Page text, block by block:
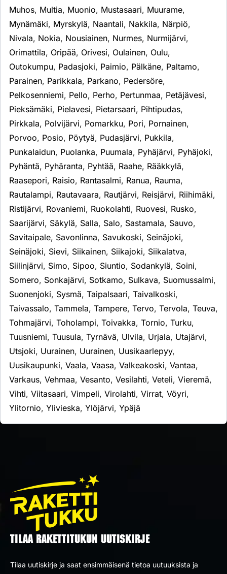
Muhos, Multia, Muonio, Mustasaari, Muurame,
Mynämäki, Myrskylä, Naantali, Nakkila, Närpiö,
Nivala, Nokia, Nousiainen, Nurmes, Nurmijärvi,
Orimattila, Oripää, Orivesi, Oulainen, Oulu,
Outokumpu, Padasjoki, Paimio, Pälkäne, Paltamo,
Parainen, Parikkala, Parkano, Pedersöre,
Pelkosenniemi, Pello, Perho, Pertunmaa, Petäjävesi,
Pieksämäki, Pielavesi, Pietarsaari, Pihtipudas,
Pirkkala, Polvijärvi, Pomarkku, Pori, Pornainen,
Porvoo, Posio, Pöytyä, Pudasjärvi, Pukkila,
Punkalaidun, Puolanka, Puumala, Pyhäjärvi, Pyhäjoki,
Pyhäntä, Pyhäranta, Pyhtää, Raahe, Rääkkylä,
Raasepori, Raisio, Rantasalmi, Ranua, Rauma,
Rautalampi, Rautavaara, Rautjärvi, Reisjärvi, Riihimäki,
Ristijärvi, Rovaniemi, Ruokolahti, Ruovesi, Rusko,
Saarijärvi, Säkylä, Salla, Salo, Sastamala, Sauvo,
Savitaipale, Savonlinna, Savukoski, Seinäjoki,
Seinäjoki, Sievi, Siikainen, Siikajoki, Siikalatva,
Siilinjärvi, Simo, Sipoo, Siuntio, Sodankylä, Soini,
Somero, Sonkajärvi, Sotkamo, Sulkava, Suomussalmi,
Suonenjoki, Sysmä, Taipalsaari, Taivalkoski,
Taivassalo, Tammela, Tampere, Tervo, Tervola, Teuva,
Tohmajärvi, Toholampi, Toivakka, Tornio, Turku,
Tuusniemi, Tuusula, Tyrnävä, Ulvila, Urjala, Utajärvi,
Utsjoki, Uurainen, Uurainen, Uusikaarlepyy,
Uusikaupunki, Vaala, Vaasa, Valkeakoski, Vantaa,
Varkaus, Vehmaa, Vesanto, Vesilahti, Veteli, Vieremä,
Vihti, Viitasaari, Vimpeli, Virolahti, Virrat, Vöyri,
Ylitornio, Ylivieska, Ylöjärvi, Ypäjä
TILAA RAKETTITUKUN UUTISKIRJE
Tilaa uutiskirje ja saat ensimmäisenä tietoa uutuuksista ja